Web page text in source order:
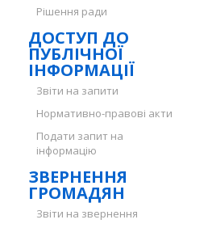
Рішення ради
ДОСТУП ДО
ПУБЛІЧНОЇ
ІНФОРМАЦІЇ
Звіти на запити
Нормативно-правові акти
Подати запит на
інформацію
ЗВЕРНЕННЯ
ГРОМАДЯН
Звіти на звернення